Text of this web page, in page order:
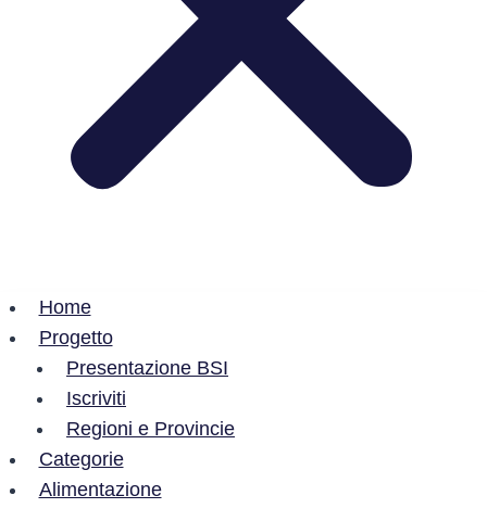
Home
Progetto
Presentazione BSI
Iscriviti
Regioni e Provincie
Categorie
Alimentazione